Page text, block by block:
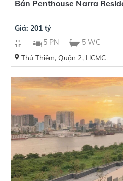
Bán Penthouse Narra
Giá: 201 tỷ
5 PN
5 WC
Thủ Thiêm, Quận 2, HCMC